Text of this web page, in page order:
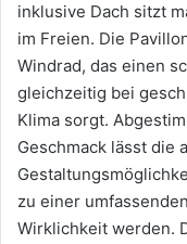
inklusive Dach sitzt
im Freien. Die
Windrad, das einen
gleichzeitig bei
Klima sorgt.
Geschmack lässt die
zu einer
Wirklichkeit werden.